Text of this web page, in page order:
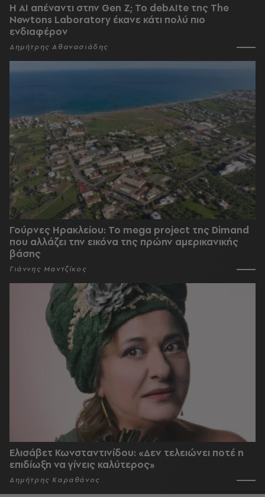
Η AI απέναντι στην Gen Z; Το debAIte της The
Newtons Laboratory έκανε κάτι πολύ πιο
ενδιαφέρον
Δημήτρης Αθανασιάδης
Γούρνες Ηρακλείου: To mega project της Dimand
που αλλάζει την εικόνα της πρώην αμερικανικής
βάσης
Γιάννης Μαντζίκος
Ελισάβετ Κωνσταντινίδου: «Δεν τελειώνει ποτέ η
επιδίωξη να γίνεις καλύτερος»
Δημήτρης Καραθάνος